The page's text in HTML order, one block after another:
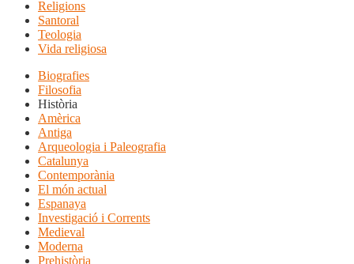
Religions
Santoral
Teologia
Vida religiosa
Biografies
Filosofia
Història
Amèrica
Antiga
Arqueologia i Paleografia
Catalunya
Contemporània
El món actual
Espanaya
Investigació i Corrents
Medieval
Moderna
Prehistòria